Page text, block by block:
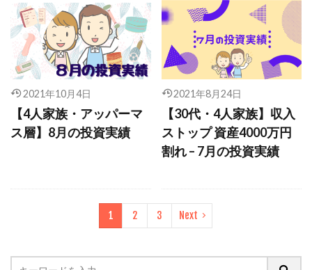
2021年10月4日
【4人家族・アッパーマ
ス層】8月の投資実績
2021年8月24日
【30代・4人家族】収入
ストップ 資産4000万円
割れ – 7月の投資実績
1 2 3 Next